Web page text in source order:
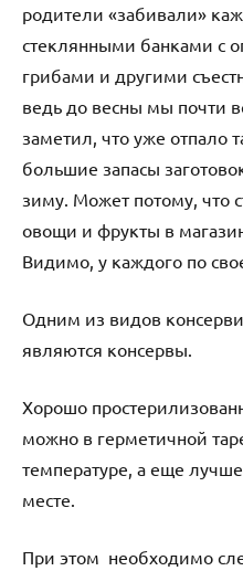
родители «забивали»
стеклянными банками с
грибами и другими
ведь до весны мы почти
заметил, что уже отпало
большие запасы
зиму. Может потому, что
овощи и фрукты в
Видимо, у каждого по
Одним из видов
являются консервы.
Хорошо
можно в герметичной
температуре, а еще
месте.
При этом необходимо